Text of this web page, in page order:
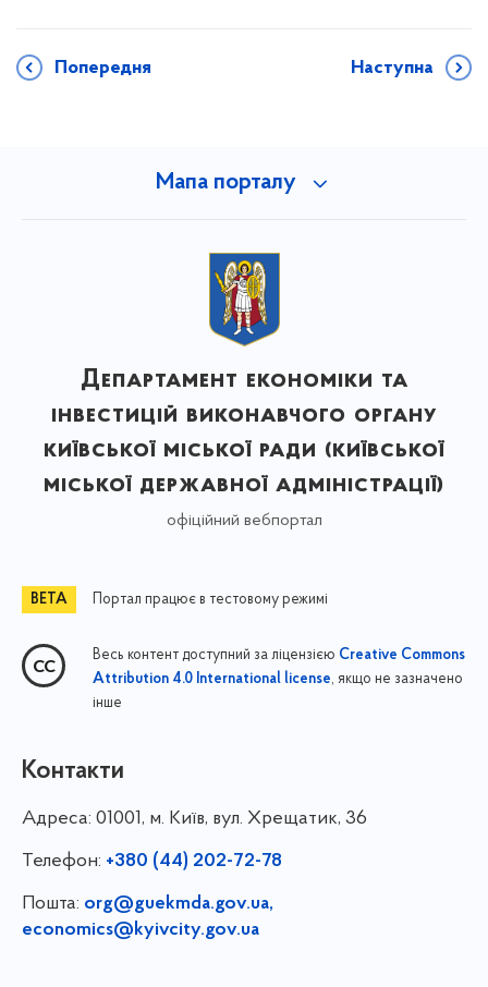
Попередня Наступна
Мапа порталу
Департамент економіки та
інвестицій виконавчого органу
київської міської ради (київської
міської державної адміністрації)
офіційний вебпортал
Портал працює в тестовому режимі
Весь контент доступний за ліцензією Creative Commons
Attribution 4.0 International license, якщо не зазначено
інше
Контакти
Адреса: 01001, м. Київ, вул. Хрещатик, 36
Телефон: +380 (44) 202-72-78
Пошта: org@guekmda.gov.ua,
economics@kyivcity.gov.ua